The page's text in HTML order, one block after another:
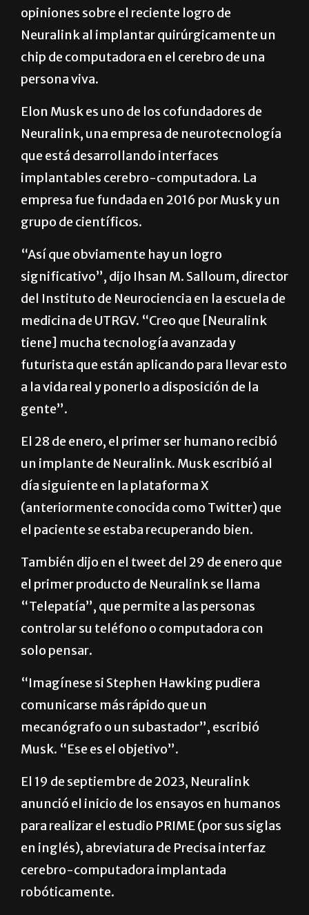
opiniones sobre el reciente logro de
Neuralink al implantar quirúrgicamente un
chip de computadora en el cerebro de una
persona viva.
Elon Musk es uno de los cofundadores de
Neuralink, una empresa de neurotecnología
que está desarrollando interfaces
implantables cerebro-computadora. La
empresa fue fundada en 2016 por Musk y un
grupo de científicos.
“Así que obviamente hay un logro
significativo”, dijo Ihsan M. Salloum, director
del Instituto de Neurociencia en la escuela de
medicina de UTRGV. “Creo que [Neuralink
tiene] mucha tecnología avanzada y
futurista que están aplicando para llevar esto
a la vida real y ponerlo a disposición de la
gente”.
El 28 de enero, el primer ser humano recibió
un implante de Neuralink. Musk escribió al
día siguiente en la plataforma X
(anteriormente conocida como Twitter) que
el paciente se estaba recuperando bien.
También dijo en el tweet del 29 de enero que
el primer producto de Neuralink se llama
“Telepatía”, que permite a las personas
controlar su teléfono o computadora con
solo pensar.
“Imagínese si Stephen Hawking pudiera
comunicarse más rápido que un
mecanógrafo o un subastador”, escribió
Musk. “Ese es el objetivo”.
El 19 de septiembre de 2023, Neuralink
anunció el inicio de los ensayos en humanos
para realizar el estudio PRIME (por sus siglas
en inglés), abreviatura de Precisa interfaz
cerebro-computadora implantada
robóticamente.